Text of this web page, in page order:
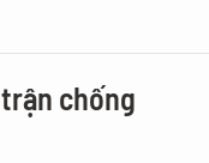
chống